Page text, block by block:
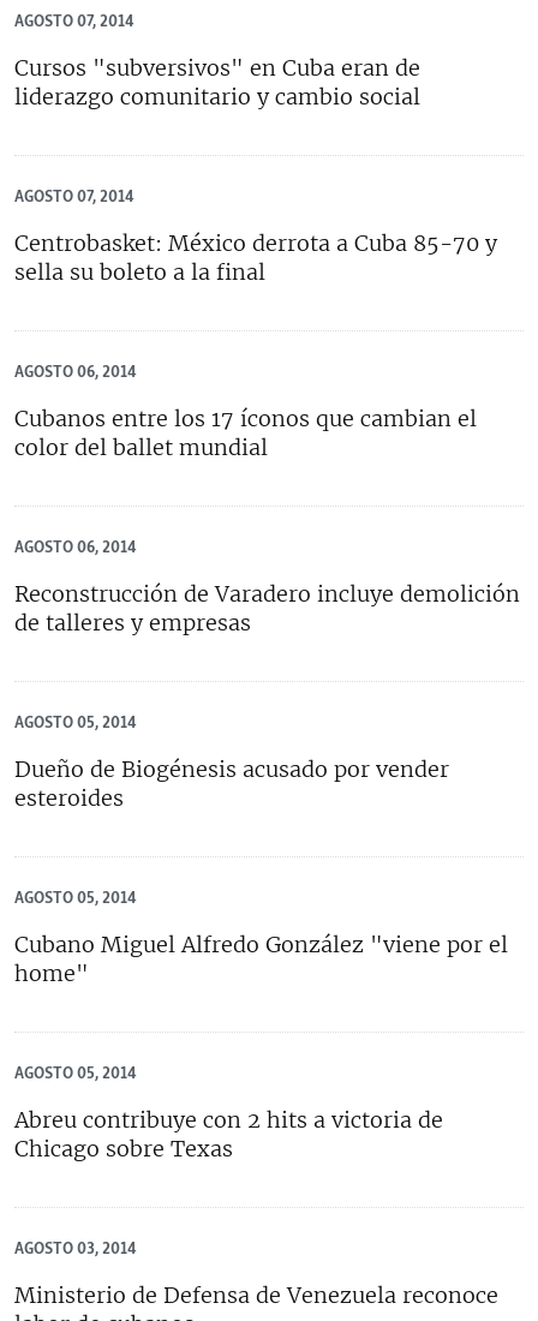
AGOSTO 07, 2014
Cursos "subversivos" en Cuba eran de
liderazgo comunitario y cambio social
AGOSTO 07, 2014
Centrobasket: México derrota a Cuba 85-70 y
sella su boleto a la final
AGOSTO 06, 2014
Cubanos entre los 17 íconos que cambian el
color del ballet mundial
AGOSTO 06, 2014
Reconstrucción de Varadero incluye demolición
de talleres y empresas
AGOSTO 05, 2014
Dueño de Biogénesis acusado por vender
esteroides
AGOSTO 05, 2014
Cubano Miguel Alfredo González "viene por el
home"
AGOSTO 05, 2014
Abreu contribuye con 2 hits a victoria de
Chicago sobre Texas
AGOSTO 03, 2014
Ministerio de Defensa de Venezuela reconoce